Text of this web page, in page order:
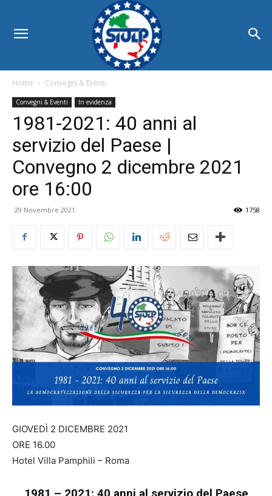
Home Convegni & Eventi
Convegni & Eventi In evidenza
1981-2021: 40 anni al
servizio del Paese |
Convegno 2 dicembre 2021
ore 16:00
29 Novembre 2021 1758
GIOVEDÌ 2 DICEMBRE 2021
ORE 16.00
Hotel Villa Pamphili – Roma
1981 – 2021: 40 anni al servizio del Paese